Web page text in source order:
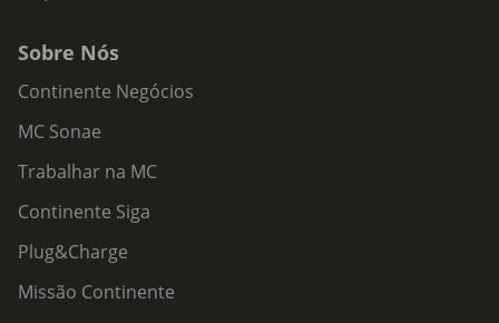
Sobre Nós
Continente Negócios
MC Sonae
Trabalhar na MC
Continente Siga
Plug&Charge
Missão Continente